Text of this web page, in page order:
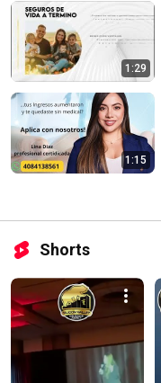
1:29
1:15
Shorts